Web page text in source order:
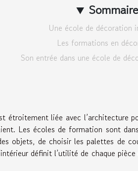
Sommaire
Une école de décoration
Les formations en
Son entrée dans une école de
étroitement liée avec l’architecture
Les écoles de formation sont
objets, de choisir les palettes de
définit l’utilité de chaque